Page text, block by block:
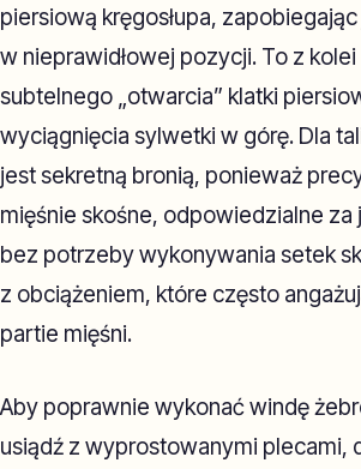
piersiową kręgosłupa,
w nieprawidłowej pozycji. To z
subtelnego „otwarcia” klatki
wyciągnięcia sylwetki w górę. Dla
jest sekretną bronią, ponieważ
mięśnie skośne, odpowiedzialne za
bez potrzeby wykonywania setek
z obciążeniem, które często
partie mięśni.
Aby poprawnie wykonać windę
usiądź z wyprostowanymi plecami,